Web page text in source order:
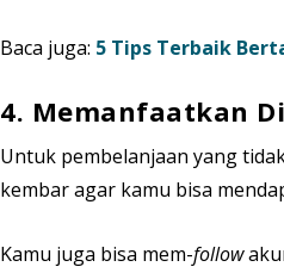
Baca juga: 5 Tips Terbaik
4. Memanfaatkan
Untuk pembelanjaan yang
kembar agar kamu bisa
Kamu juga bisa mem-follow